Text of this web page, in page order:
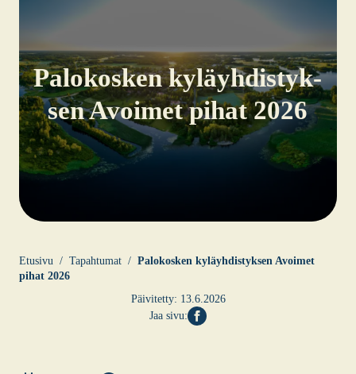
Palo­kos­ken kyläyh­dis­tyk­
sen Avoi­met pihat 2026
Etusi­vu Tapahtumat
Palo­kos­ken kyläyh­dis­tyk­sen Avoi­met
pihat 2026
Päivitetty: 13.6.2026
Jaa sivu: